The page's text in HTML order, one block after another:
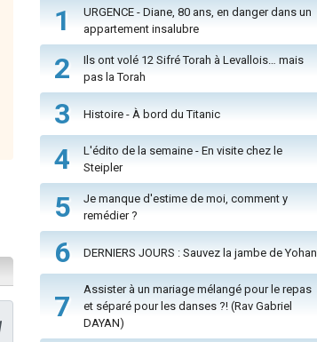
1
URGENCE - Diane, 80 ans, en danger dans un
appartement insalubre
2
Ils ont volé 12 Sifré Torah à Levallois… mais
pas la Torah
3 Histoire - À bord du Titanic
4
L'édito de la semaine - En visite chez le
Steipler
5
Je manque d'estime de moi, comment y
remédier ?
6 DERNIERS JOURS : Sauvez la jambe de Yohan
7
Assister à un mariage mélangé pour le repas
et séparé pour les danses ?! (Rav Gabriel
DAYAN)